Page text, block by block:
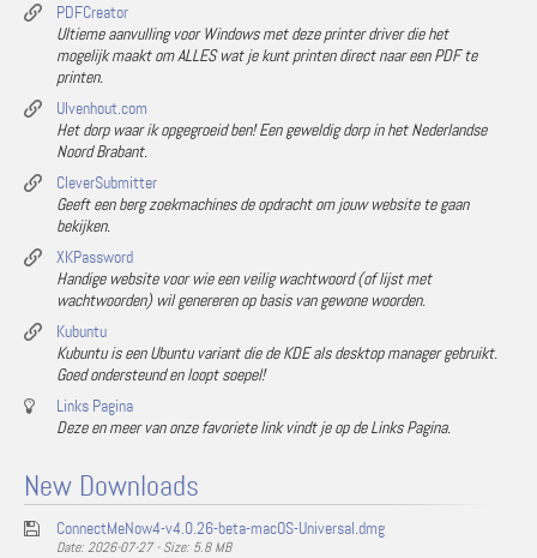
PDFCreator
Ultieme aanvulling voor Windows met deze printer driver die het
mogelijk maakt om ALLES wat je kunt printen direct naar een PDF te
printen.
Ulvenhout.com
Het dorp waar ik opgegroeid ben! Een geweldig dorp in het Nederlandse
Noord Brabant.
CleverSubmitter
Geeft een berg zoekmachines de opdracht om jouw website te gaan
bekijken.
XKPassword
Handige website voor wie een veilig wachtwoord (of lijst met
wachtwoorden) wil genereren op basis van gewone woorden.
Kubuntu
Kubuntu is een Ubuntu variant die de KDE als desktop manager gebruikt.
Goed ondersteund en loopt soepel!
Links Pagina
Deze en meer van onze favoriete link vindt je op de Links Pagina.
New Downloads
ConnectMeNow4-v4.0.26-beta-macOS-Universal.dmg
Date: 2026-07-27 - Size: 5.8 MB